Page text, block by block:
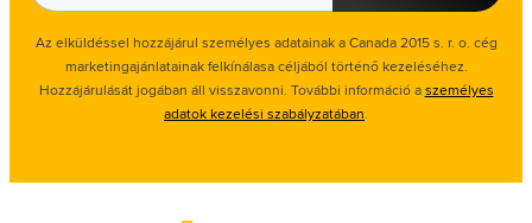
Az elküldéssel hozzájárul személyes adatainak a Canada 2015 s. r. o. cég
marketingajánlatainak felkínálasa céljából történő kezeléséhez.
Hozzájárulását jogában áll visszavonni. További információ aszemélyes
adatok kezelési szabályzatában.